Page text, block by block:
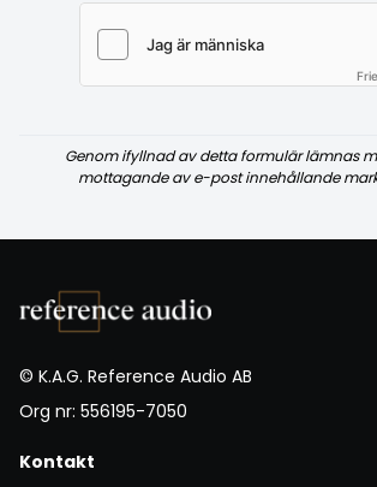
Genom ifyllnad av detta formulär lämnas
mottagande av e-post innehållande
© K.A.G. Reference Audio AB
Org nr: 556195-7050
Kontakt